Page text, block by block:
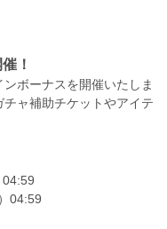
！
ボーナスを開催いたしま
ャ補助チケットやアイテ
04:59